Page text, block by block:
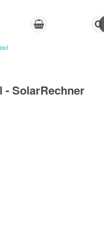
- SolarRechner